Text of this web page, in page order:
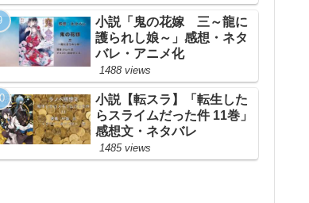
小説「鬼の花嫁 三～龍に
護られし娘～」感想・ネタ
バレ・アニメ化
1488 views
小説【転スラ】「転生した
らスライムだった件 11巻」
感想文・ネタバレ
1485 views